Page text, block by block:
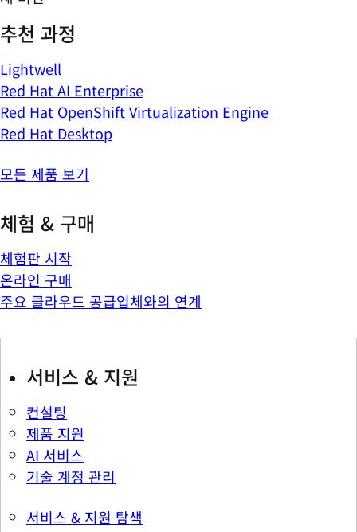
추천 과정
Lightwell
Red Hat AI Enterprise
Red Hat OpenShift Virtualization Engine
Red Hat Desktop
모든 제품 보기
체험 & 구매
체험판 시작
온라인 구매
주요 클라우드 공급업체와의 연계
서비스 & 지원
컨설팅
제품 지원
AI 서비스
기술 계정 관리
서비스 & 지원 탐색